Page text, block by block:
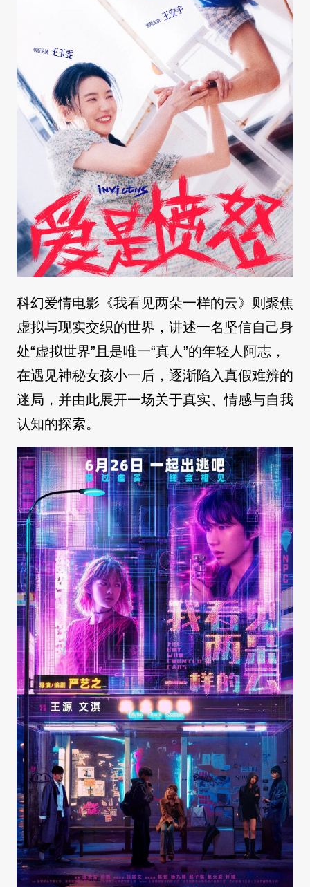
科幻爱情电影《我看见两朵一样的云》则聚焦
虚拟与现实交织的世界，讲述一名坚信自己身
处“虚拟世界”且是唯一“真人”的年轻人阿志，
在遇见神秘女孩小一后，逐渐陷入真假难辨的
迷局，并由此展开一场关于真实、情感与自我
认知的探索。